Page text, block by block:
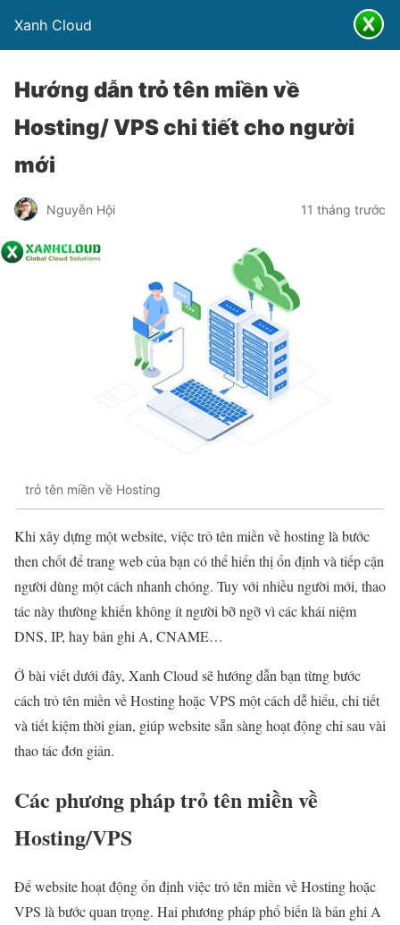
Xanh Cloud
Hướng dẫn trỏ tên miền về
Hosting/ VPS chi tiết cho người
mới
Nguyễn Hội 11 tháng trước
trỏ tên miền về Hosting
Khi xây dựng một website, việc trỏ tên miền về hosting là bước
then chốt để trang web của bạn có thể hiển thị ổn định và tiếp cận
người dùng một cách nhanh chóng. Tuy với nhiều người mới, thao
tác này thường khiến không ít người bỡ ngỡ vì các khái niệm
DNS, IP, hay bản ghi A, CNAME…
Ở bài viết dưới đây, Xanh Cloud sẽ hướng dẫn bạn từng bước
cách trỏ tên miền về Hosting hoặc VPS một cách dễ hiểu, chi tiết
và tiết kiệm thời gian, giúp website sẵn sàng hoạt động chỉ sau vài
thao tác đơn giản.
Các phương pháp trỏ tên miền về
Hosting/VPS
Để website hoạt động ổn định việc trỏ tên miền về Hosting hoặc
VPS là bước quan trọng. Hai phương pháp phổ biến là bản ghi A